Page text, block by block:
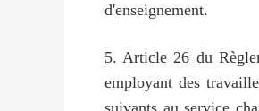
d'enseignement.
5. Article 26 du
employant des
suivants au service